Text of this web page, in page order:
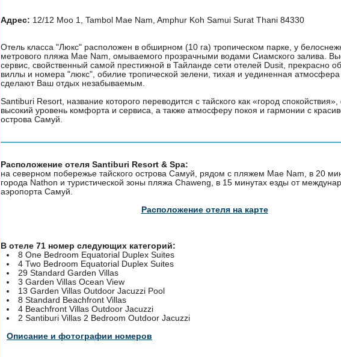
Адрес: 12/12 Moo 1, Tambol Mae Nam, Amphur Koh Samui Surat Thani 84330
Отель класса "Люкс" расположен в обширном (10 га) тропическом парке, у
метрового пляжа Mae Nam, омываемого прозрачными водами Сиамского залива.
сервис, свойственный самой престижной в Тайланде сети отелей Dusit, прекрасно
виллы и номера "люкс", обилие тропической зелени, тихая и уединенная атмосфера
сделают Ваш отдых незабываемым.
Santiburi Resort, название которого переводится с тайского как «город
высокий уровень комфорта и сервиса, а также атмосферу покоя и гармонии с
острова Самуй.
Расположение отеля Santiburi Resort & Spa:
на северном побережье тайского острова Самуй, рядом с пляжем Mae Nam, в 20
города Nathon и туристической зоны пляжа Chaweng, в 15 минутах езды от
аэропорта Самуй.
Расположение отеля на карте
В отеле 71 номер следующих категорий:
8 One Bedroom Equatorial Duplex Suites
4 Two Bedroom Equatorial Duplex Suites
29 Standard Garden Villas
3 Garden Villas Ocean View
13 Garden Villas Outdoor Jacuzzi Pool
8 Standard Beachfront Villas
4 Beachfront Villas Outdoor Jacuzzi
2 Santiburi Villas 2 Bedroom Outdoor Jacuzzi
Описание и фотографии номеров